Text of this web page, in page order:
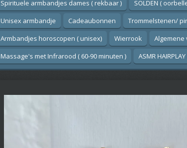
Spirituele armbandjes dames ( rekbaar )
SOLDEN (
Unisex armbandje
Cadeaubonnen Trommelstenen/
Armbandjes horoscopen ( unisex)
Wierrook
Massage's met Infrarood ( 60-90 minuten )
ASMR